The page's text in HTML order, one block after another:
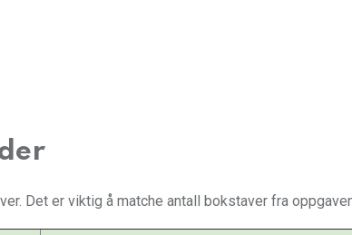
Det er viktig å matche antall bokstaver fra